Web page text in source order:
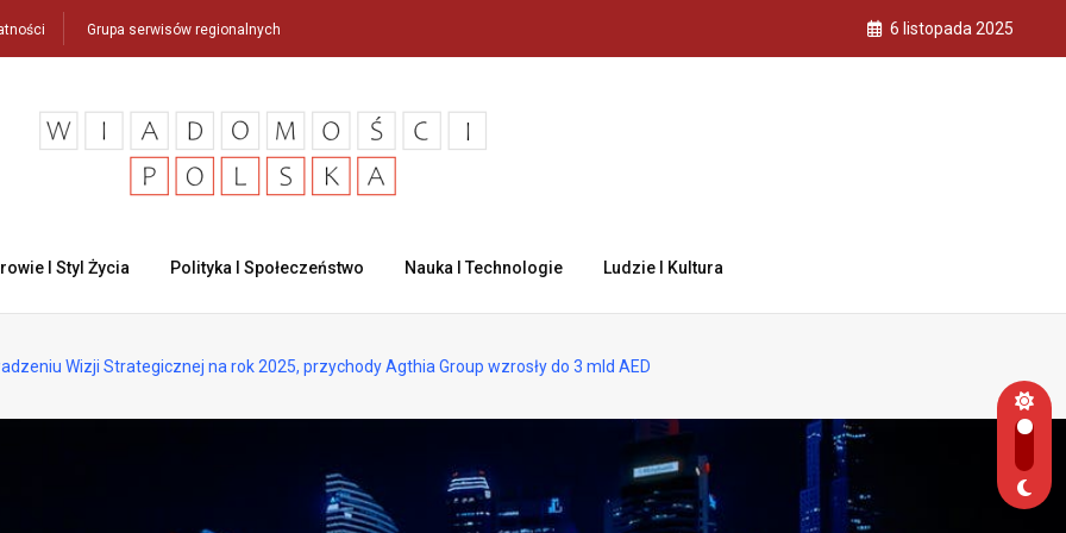
Grupa serwisów regionalnych 6 listopada 2025
I Styl Życia Polityka I Społeczeństwo Nauka I Technologie Ludzie I Kultura
Wizji Strategicznej na rok 2025, przychody Agthia Group wzrosły do 3 mld AED